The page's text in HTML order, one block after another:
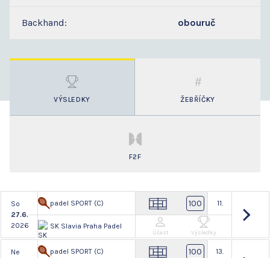
Backhand: obouruč
VÝSLEDKY ŽEBŘÍČKY
F2F
So
27.6.
2026
padel SPORT (C)
SK Slavia Praha Padel
100 11.
Účast Výsledky
Ne
padel SPORT (C) 100 13.